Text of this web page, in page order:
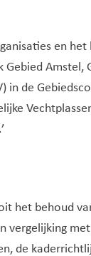
en
Amstel,
de
het behoud
vergelijking
de